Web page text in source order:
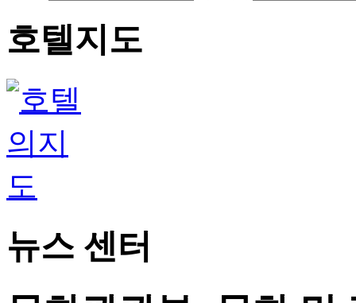
호텔지도
뉴스 센터